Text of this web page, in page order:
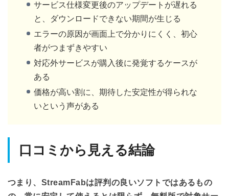
サービス仕様変更後のアップデートが遅れる
と、ダウンロードできない期間が生じる
エラーの原因が画面上で分かりにくく、初心
者がつまずきやすい
対応外サービスが購入後に発覚するケースが
ある
価格が高い割に、期待した安定性が得られな
いという声がある
口コミから見える結論
つまり、StreamFabは評判の良いソフトではあるもの